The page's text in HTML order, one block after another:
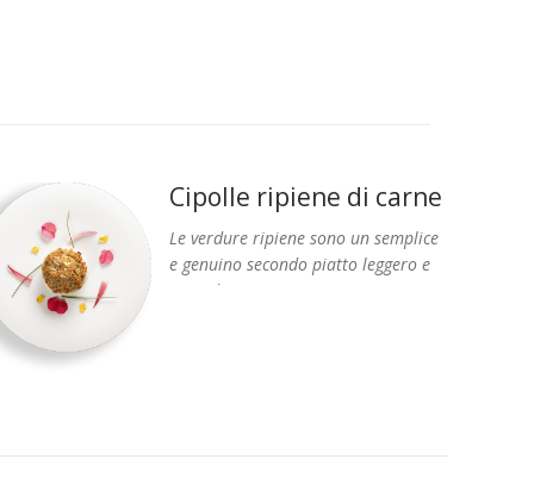
Cipolle ripiene di carne
Le verdure ripiene sono un semplice
e genuino secondo piatto leggero e
di